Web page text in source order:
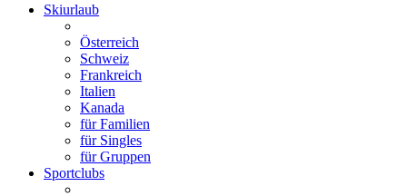
Skiurlaub
Österreich
Schweiz
Frankreich
Italien
Kanada
für Familien
für Singles
für Gruppen
Sportclubs